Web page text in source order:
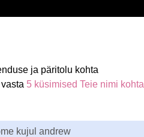
ja päritolu kohta
5 küsimised Teie nimi kohta
kujul andrew